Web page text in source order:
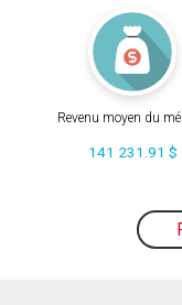
Revenu moyen du
141 231.91 $